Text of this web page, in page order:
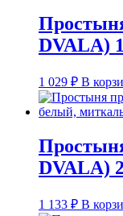
DVALA)
1 029 ₽ В
DVALA)
1 133 ₽ В